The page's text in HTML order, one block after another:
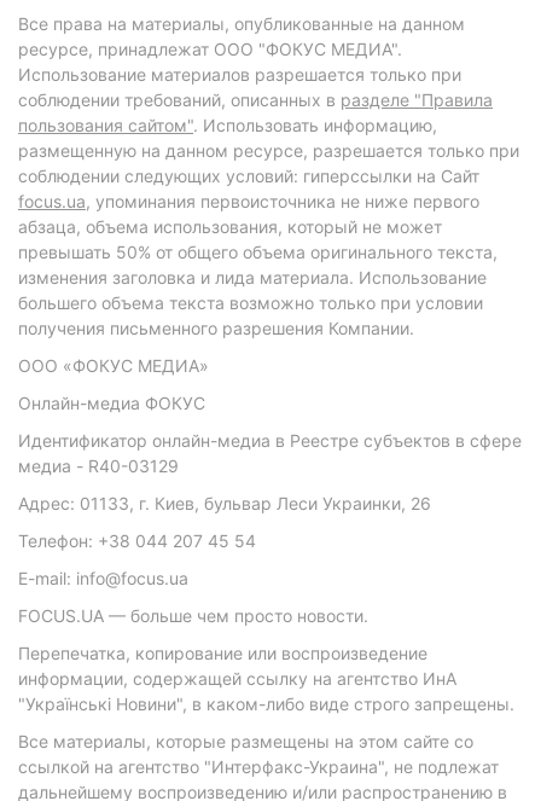
Все права на материалы, опубликованные на данном
ресурсе, принадлежат ООО "ФОКУС МЕДИА".
Использование материалов разрешается только при
соблюдении требований, описанных в разделе "Правила
пользования сайтом". Использовать информацию,
размещенную на данном ресурсе, разрешается только при
соблюдении следующих условий: гиперссылки на Сайт
focus.ua, упоминания первоисточника не ниже первого
абзаца, объема использования, который не может
превышать 50% от общего объема оригинального текста,
изменения заголовка и лида материала. Использование
большего объема текста возможно только при условии
получения письменного разрешения Компании.
ООО «ФОКУС МЕДИА»
Онлайн-медиа ФОКУС
Идентификатор онлайн-медиа в Реестре субъектов в сфере
медиа - R40-03129
Адрес: 01133, г. Киев, бульвар Леси Украинки, 26
Телефон: +38 044 207 45 54
E-mail: info@focus.ua
FOCUS.UA — больше чем просто новости.
Перепечатка, копирование или воспроизведение
информации, содержащей ссылку на агентство ИнА
"Українські Новини", в каком-либо виде строго запрещены.
Все материалы, которые размещены на этом сайте со
ссылкой на агентство "Интерфакс-Украина", не подлежат
дальнейшему воспроизведению и/или распространению в